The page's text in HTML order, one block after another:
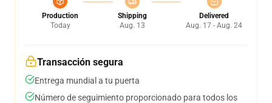
Production
Today
Shipping
Aug. 13
Delivered
Aug. 17 - Aug. 24
Transacción segura
Entrega mundial a tu puerta
Número de seguimiento proporcionado para todos los